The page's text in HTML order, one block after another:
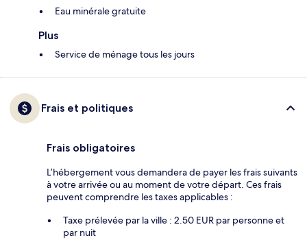
Eau minérale gratuite
Plus
Service de ménage tous les jours
Frais et politiques
Frais obligatoires
L’hébergement vous demandera de payer les frais suivants
à votre arrivée ou au moment de votre départ. Ces frais
peuvent comprendre les taxes applicables :
Taxe prélevée par la ville : 2.50 EUR par personne et
par nuit